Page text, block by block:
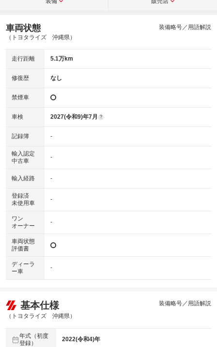
車両状態
（トヨタライズ 沖縄県）
装備略号／用語解説
走行距離 5.1万km
修復歴 なし
禁煙車
車検 2027(令和9)年7月 ?
記録簿 -
輸入認定
中古車
-
輸入経路 -
登録済
未使用車
-
ワン
オーナー
-
車両状態
評価書
ディーラ
ー車
-
基本仕様
（トヨタライズ 沖縄県）
装備略号／用語解説
年式（初度
登録）
2022(令和4)年